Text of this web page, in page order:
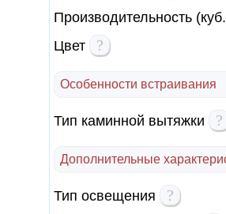
Производительность
Цвет
?
Особенности встраивания
Тип каминной вытяжки ?
Дополнительные
Тип освещения ?